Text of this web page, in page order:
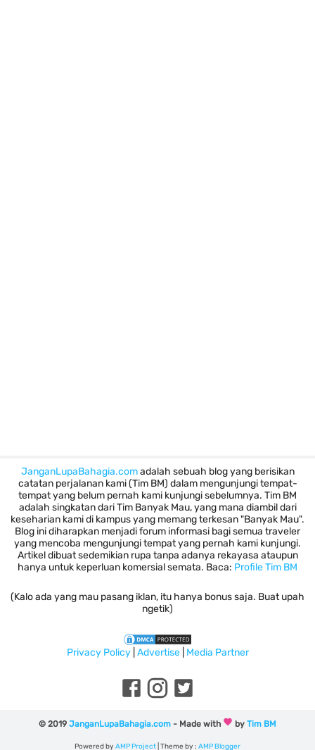
JanganLupaBahagia.comadalah sebuah blog yang berisikan
catatan perjalanan kami (Tim BM) dalam mengunjungi tempat-
tempat yang belum pernah kami kunjungi sebelumnya. Tim BM
adalah singkatan dari Tim Banyak Mau, yang mana diambil dari
keseharian kami di kampus yang memang terkesan "Banyak Mau".
Blog ini diharapkan menjadi forum informasi bagi semua traveler
yang mencoba mengunjungi tempat yang pernah kami kunjungi.
Artikel dibuat sedemikian rupa tanpa adanya rekayasa ataupun
hanya untuk keperluan komersial semata. Baca: Profile Tim BM
(Kalo ada yang mau pasang iklan, itu hanya bonus saja. Buat upah
ngetik)
Privacy Policy| Advertise| Media Partner
© 2019 JanganLupaBahagia.com - Made with by Tim BM
Powered by AMP Project | Theme by : AMP Blogger